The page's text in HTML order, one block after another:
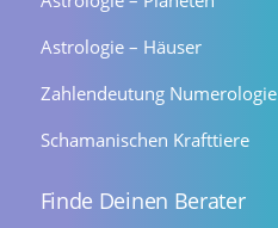
Astrologie – Häuser
Zahlendeutung Numerologie
Schamanischen Krafttiere
Finde Deinen Berater